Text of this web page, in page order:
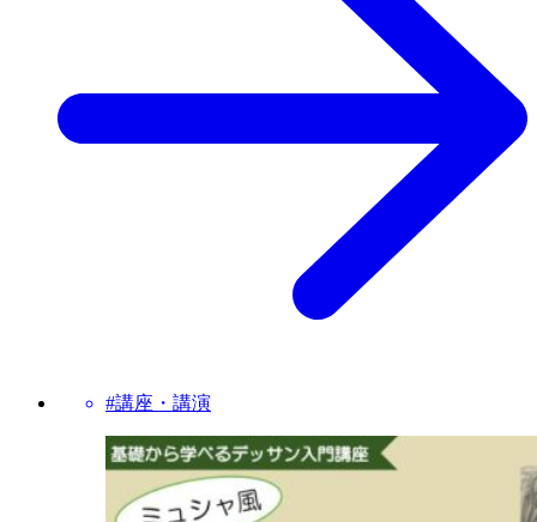
#講座・講演